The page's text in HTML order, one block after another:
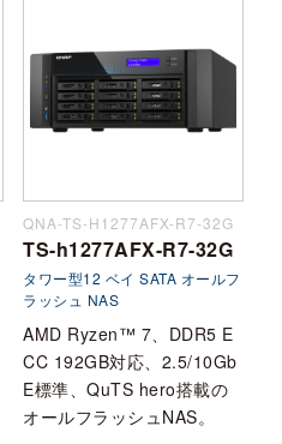
QNA-TS-H1277AFX-R7-32G
TS-h1277AFX-R7-32G
タワー型12 ベイ SATA オールフ
ラッシュ NAS
AMD Ryzen™ 7、DDR5 E
CC 192GB対応、2.5/10Gb
E標準、QuTS hero搭載の
オールフラッシュNAS。